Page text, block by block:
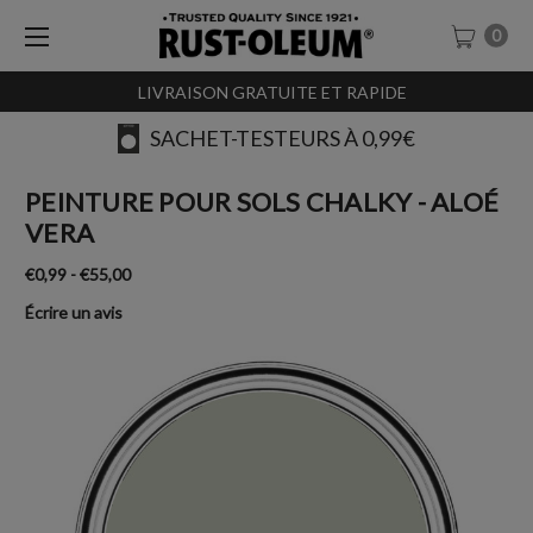
LIVRAISON GRATUITE ET RAPIDE
0
SACHET-TESTEURS À 0,99€
PEINTURE POUR SOLS CHALKY - ALOÉ
VERA
€0,99 - €55,00
Écrire un avis